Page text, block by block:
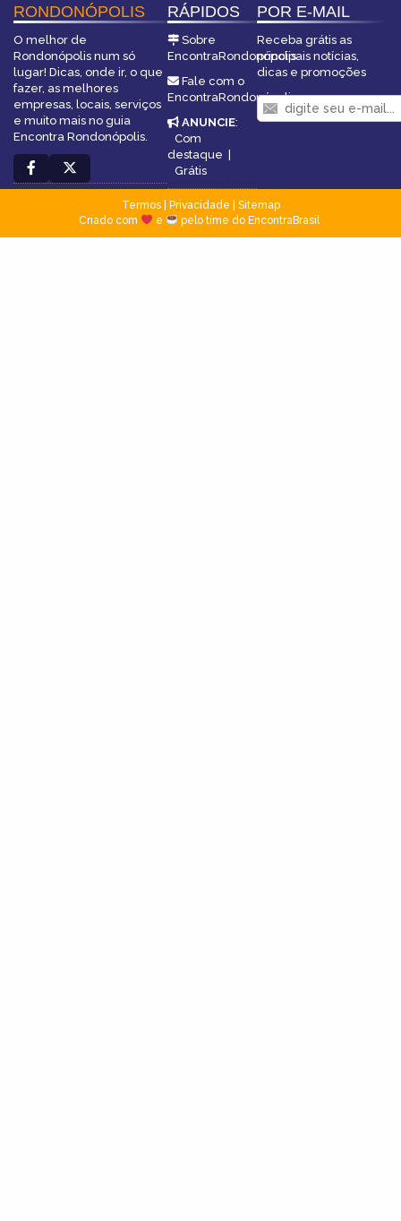
RONDONÓPOLIS
O melhor de
Rondonópolis num só
lugar! Dicas, onde ir, o que
fazer, as melhores
empresas, locais, serviços
e muito mais no guia
Encontra Rondonópolis.
RÁPIDOS
Sobre
EncontraRondonópolis
Fale com o
EncontraRondonópolis
ANUNCIE:
Com
destaque
Grátis
POR E-MAIL
Receba grátis as
principais notícias,
dicas e promoções
Termos| Privacidade
Sitemap
Criado com
e pelo time do EncontraBrasil